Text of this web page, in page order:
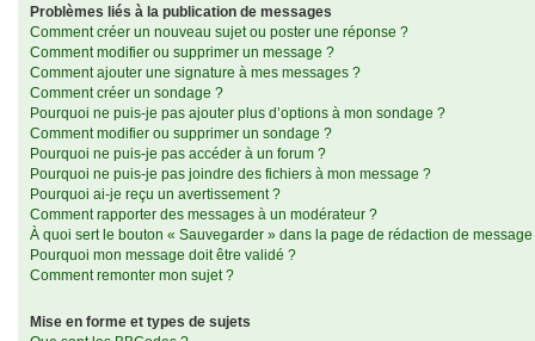
Problèmes liés à la publication de messages
Comment créer un nouveau sujet ou poster une réponse ?
Comment modifier ou supprimer un message ?
Comment ajouter une signature à mes messages ?
Comment créer un sondage ?
Pourquoi ne puis-je pas ajouter plus d’options à mon sondage ?
Comment modifier ou supprimer un sondage ?
Pourquoi ne puis-je pas accéder à un forum ?
Pourquoi ne puis-je pas joindre des fichiers à mon message ?
Pourquoi ai-je reçu un avertissement ?
Comment rapporter des messages à un modérateur ?
À quoi sert le bouton « Sauvegarder » dans la page de rédaction de message
Pourquoi mon message doit être validé ?
Comment remonter mon sujet ?
Mise en forme et types de sujets